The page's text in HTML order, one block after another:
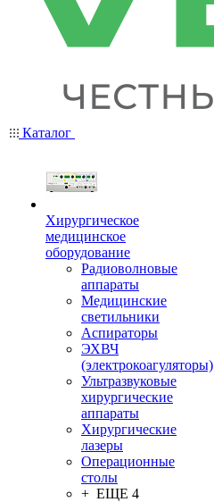
Каталог
Хирургическое
медицинское
оборудование
Радиоволновые
аппараты
Медицинские
светильники
Аспираторы
ЭХВЧ
(электрокоагуляторы)
Ультразвуковые
хирургические
аппараты
Хирургические
лазеры
Операционные
столы
+ ЕЩЕ 4